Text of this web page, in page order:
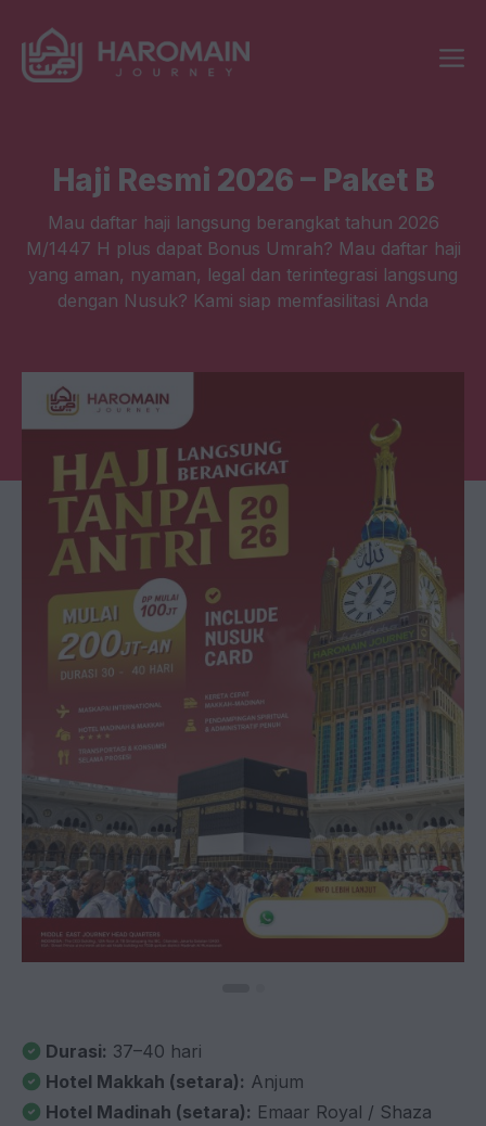
content
Haji Resmi 2026 – Paket B
Mau daftar haji langsung berangkat tahun 2026
M/1447 H plus dapat Bonus Umrah? Mau daftar haji
yang aman, nyaman, legal dan terintegrasi langsung
dengan Nusuk? Kami siap memfasilitasi Anda
Durasi: 37–40 hari
Hotel Makkah (setara): Anjum
Hotel Madinah (setara): Emaar Royal / Shaza